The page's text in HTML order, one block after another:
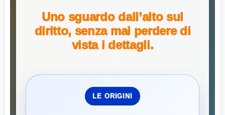
Uno sguardo dall’alto sul
diritto, senza mai perdere di
vista i dettagli.
LE ORIGINI